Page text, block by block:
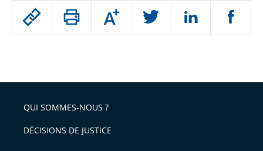
Passer
arriver
après
Augmenter
ou
l'article
pour
QUI SOMMES-NOUS ?
DÉCISIONS DE JUSTICE